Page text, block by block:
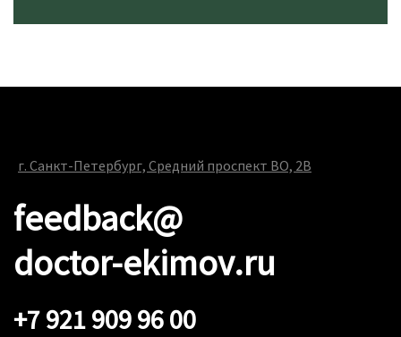
г. Санкт-Петербург, Средний проспект ВО, 2В
feedback@
doctor-ekimov.ru
+7 921 909 96 00